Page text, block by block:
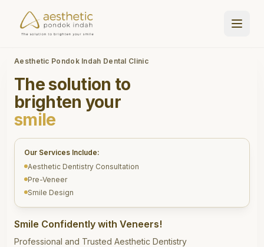
Aesthetic Pondok Indah Dental Clinic
The solution to
brighten your
smile
Our Services Include:
Aesthetic Dentistry Consultation
Pre-Veneer
Smile Design
Smile Confidently with Veneers!
Professional and Trusted Aesthetic Dentistry